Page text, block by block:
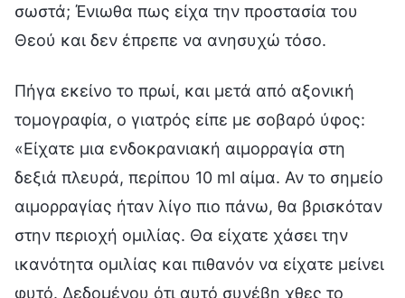
σωστά; Ένιωθα πως είχα την προστασία του
Θεού και δεν έπρεπε να ανησυχώ τόσο.
Πήγα εκείνο το πρωί, και μετά από αξονική
τομογραφία, ο γιατρός είπε με σοβαρό ύφος:
«Είχατε μια ενδοκρανιακή αιμορραγία στη
δεξιά πλευρά, περίπου 10 ml αίμα. Αν το σημείο
αιμορραγίας ήταν λίγο πιο πάνω, θα βρισκόταν
στην περιοχή ομιλίας. Θα είχατε χάσει την
ικανότητα ομιλίας και πιθανόν να είχατε μείνει
φυτό. Δεδομένου ότι αυτό συνέβη χθες το